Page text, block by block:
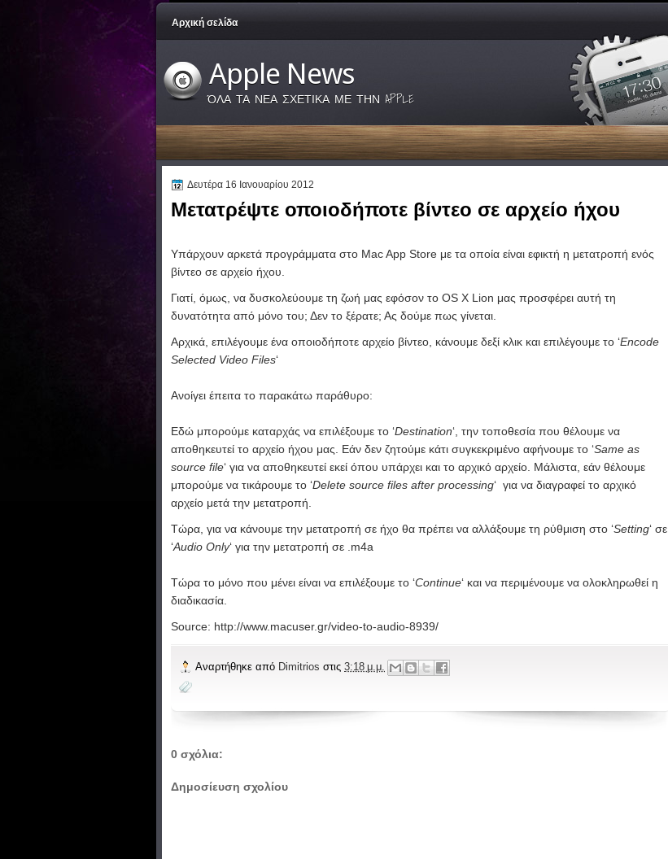
Αρχική σελίδα
Apple News
ΌΛΑ ΤΑ ΝΕΑ ΣΧΕΤΙΚΑ ΜΕ ΤΗΝ APPLE
Δευτέρα 16 Ιανουαρίου 2012
Μετατρέψτε οποιοδήποτε βίντεο σε αρχείο ήχου
Υπάρχουν αρκετά προγράμματα στο Mac App Store με τα οποία είναι εφικτή η μετατροπή ενός
βίντεο σε αρχείο ήχου.
Γιατί, όμως, να δυσκολεύουμε τη ζωή μας εφόσον το OS X Lion μας προσφέρει αυτή τη
δυνατότητα από μόνο του; Δεν το ξέρατε; Ας δούμε πως γίνεται.
Αρχικά, επιλέγουμε ένα οποιοδήποτε αρχείο βίντεο, κάνουμε δεξί κλικ και επιλέγουμε το ‘Encode
Selected Video Files‘
Ανοίγει έπειτα το παρακάτω παράθυρο:
Εδώ μπορούμε καταρχάς να επιλέξουμε το ‘Destination‘, την τοποθεσία που θέλουμε να
αποθηκευτεί το αρχείο ήχου μας. Εάν δεν ζητούμε κάτι συγκεκριμένο αφήνουμε το ‘Same as
source file‘ για να αποθηκευτεί εκεί όπου υπάρχει και το αρχικό αρχείο. Μάλιστα, εάν θέλουμε
μπορούμε να τικάρουμε το ‘Delete source files after processing‘ για να διαγραφεί το αρχικό
αρχείο μετά την μετατροπή.
Τώρα, για να κάνουμε την μετατροπή σε ήχο θα πρέπει να αλλάξουμε τη ρύθμιση στο ‘Setting‘ σε
‘Audio Only‘ για την μετατροπή σε .m4a
Τώρα το μόνο που μένει είναι να επιλέξουμε το ‘Continue‘ και να περιμένουμε να ολοκληρωθεί η
διαδικασία.
Source: http://www.macuser.gr/video-to-audio-8939/
Αναρτήθηκε από Dimitrios στις 3:18 μ.μ.
0 σχόλια:
Δημοσίευση σχολίου